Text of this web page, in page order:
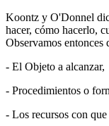
Koontz y O'Donnel
hacer, cómo hacerlo,
Observamos
- El Objeto a alcanzar,
- Procedimientos o
- Los recursos con